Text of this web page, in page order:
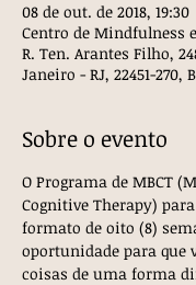
08 de out. de 2018, 19:30
Centro de Mindfulness
R. Ten. Arantes Filho,
Janeiro - RJ, 22451-270,
Sobre o evento
O Programa de MBCT
Cognitive Therapy)
formato de oito (8)
oportunidade para que
coisas de uma forma